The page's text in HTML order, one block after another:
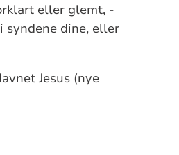
eller glemt, -
syndene dine, eller
Jesus (nye